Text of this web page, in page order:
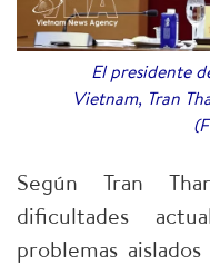
El presidente
Vietnam, Tran
Según Tran
dificultades
problemas